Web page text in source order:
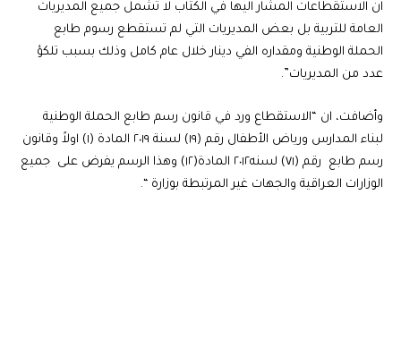
ان الاستقطاعات المشار اليها في الكتاب لا تشمل جميع المديريات
العامة للتربية بل بعض المديريات التي لم تستقطع رسوم طابع
الحملة الوطنية ومقداره الفي دينار خلال عام كامل وذلك بسبب تلكؤ
عدد من المديريات”.
وأضافت، ان “الاستقطاع ورد في قانون رسم طابع الحملة الوطنية
لبناء المدارس ورياض الأطفال رقم (١٩) لسنة ٢٠١٩ المادة (١) اولاً وقانون
رسم طابع رقم (٧١) لسنه٢٠١٢ المادة(١٢) وهذا الرسم يفرض على جميع
الوزارات العراقية والجهات غير المرتبطة بوزارة “.